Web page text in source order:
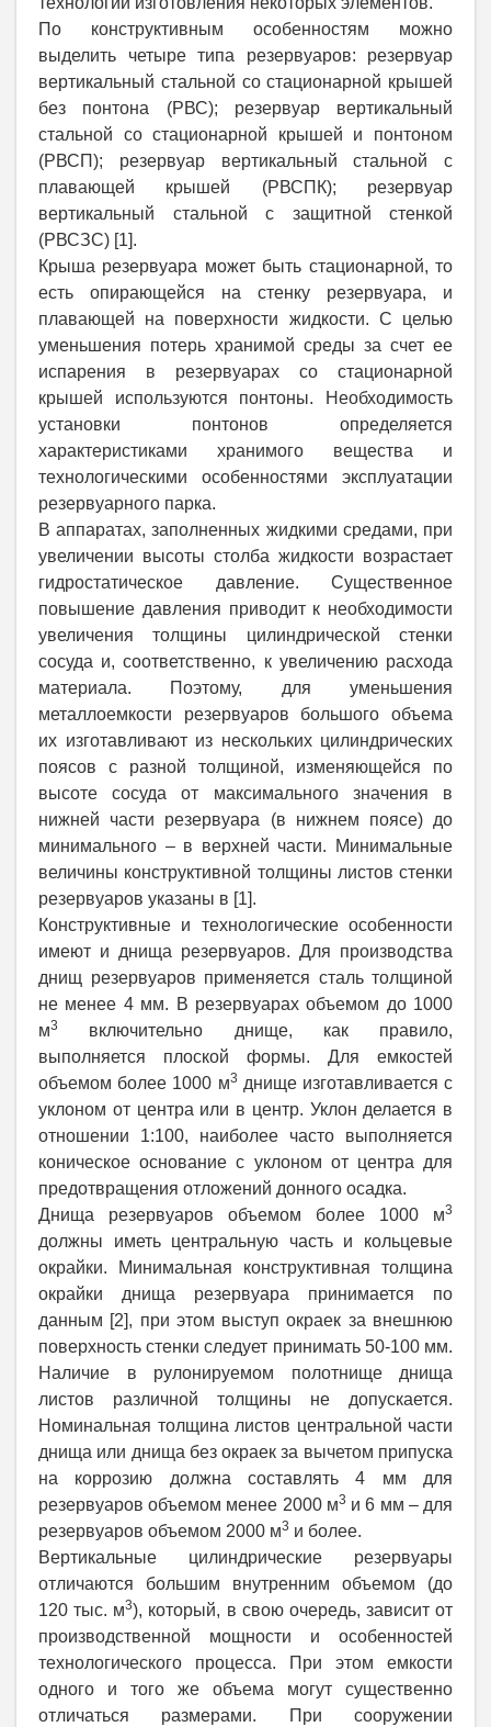
По конструктивным особенностям можно
выделить четыре типа резервуаров: резервуар
вертикальный стальной со стационарной крышей
без понтона (РВС); резервуар вертикальный
стальной со стационарной крышей и понтоном
(РВСП); резервуар вертикальный стальной с
плавающей крышей (РВСПК); резервуар
вертикальный стальной с защитной стенкой
(РВСЗС) [1].
Крыша резервуара может быть стационарной, то
есть опирающейся на стенку резервуара, и
плавающей на поверхности жидкости. С целью
уменьшения потерь хранимой среды за счет ее
испарения в резервуарах со стационарной
крышей используются понтоны. Необходимость
установки понтонов определяется
характеристиками хранимого вещества и
технологическими особенностями эксплуатации
резервуарного парка.
В аппаратах, заполненных жидкими средами, при
увеличении высоты столба жидкости возрастает
гидростатическое давление. Существенное
повышение давления приводит к необходимости
увеличения толщины цилиндрической стенки
сосуда и, соответственно, к увеличению расхода
материала. Поэтому, для уменьшения
металлоемкости резервуаров большого объема
их изготавливают из нескольких цилиндрических
поясов с разной толщиной, изменяющейся по
высоте сосуда от максимального значения в
нижней части резервуара (в нижнем поясе) до
минимального – в верхней части. Минимальные
величины конструктивной толщины листов стенки
резервуаров указаны в [1].
Конструктивные и технологические особенности
имеют и днища резервуаров. Для производства
днищ резервуаров применяется сталь толщиной
не менее 4 мм. В резервуарах объемом до 1000
м3
включительно днище, как правило,
выполняется плоской формы. Для емкостей
объемом более 1000 м3 днище изготавливается с
уклоном от центра или в центр. Уклон делается в
отношении 1:100, наиболее часто выполняется
коническое основание с уклоном от центра для
предотвращения отложений донного осадка.
Днища резервуаров объемом более 1000 м3
должны иметь центральную часть и кольцевые
окрайки. Минимальная конструктивная толщина
окрайки днища резервуара принимается по
данным [2], при этом выступ окраек за внешнюю
поверхность стенки следует принимать 50-100 мм.
Наличие в рулонируемом полотнище днища
листов различной толщины не допускается.
Номинальная толщина листов центральной части
днища или днища без окраек за вычетом припуска
на коррозию должна составлять 4 мм для
резервуаров объемом менее 2000 м3 и 6 мм – для
резервуаров объемом 2000 м3 и более.
Вертикальные цилиндрические резервуары
отличаются большим внутренним объемом (до
120 тыс. м3), который, в свою очередь, зависит от
производственной мощности и особенностей
технологического процесса. При этом емкости
одного и того же объема могут существенно
отличаться размерами. При сооружении